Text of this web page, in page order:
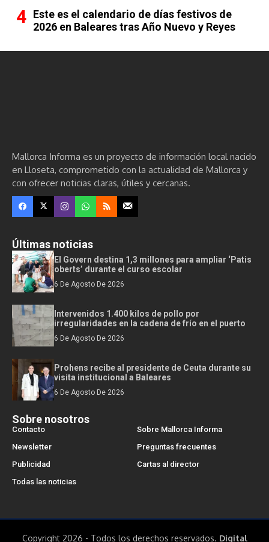
Este es el calendario de días festivos de
2026 en Baleares tras Año Nuevo y Reyes
Mallorca Informa es un proyecto de información local nacido
en Lloseta, comprometido con la actualidad de Mallorca y
con ofrecer noticias claras, útiles y cercanas.
Últimas noticias
El Govern destina 1,3 millones para ampliar ‘Patis
oberts’ durante el curso escolar
6 De Agosto De 2026
Intervenidos 1.400 kilos de pollo por
irregularidades en la cadena de frío en el puerto
6 De Agosto De 2026
Prohens recibe al presidente de Ceuta durante su
visita institucional a Baleares
6 De Agosto De 2026
Sobre nosotros
Contacto
Sobre Mallorca Informa
Newsletter
Preguntas frecuentes
Publicidad
Cartas al director
Todas las noticias
Copyright 2026 - Todos los derechos reservados. Digital